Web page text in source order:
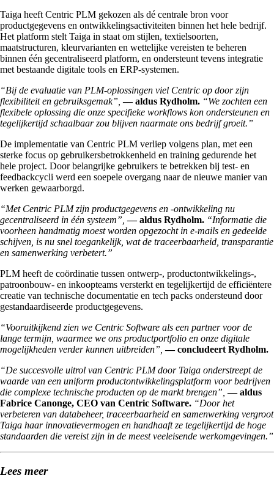
Taiga heeft Centric PLM gekozen als dé centrale bron voor
productgegevens en ontwikkelingsactiviteiten binnen het hele bedrijf.
Het platform stelt Taiga in staat om stijlen, textielsoorten,
maatstructuren, kleurvarianten en wettelijke vereisten te beheren
binnen één gecentraliseerd platform, en ondersteunt tevens integratie
met bestaande digitale tools en ERP-systemen.
“Bij de evaluatie van PLM-oplossingen viel Centric op door zijn
flexibiliteit en gebruiksgemak”, — aldus Rydholm. “We zochten een
flexibele oplossing die onze specifieke workflows kon ondersteunen en
tegelijkertijd schaalbaar zou blijven naarmate ons bedrijf groeit.”
De implementatie van Centric PLM verliep volgens plan, met een
sterke focus op gebruikersbetrokkenheid en training gedurende het
hele project. Door belangrijke gebruikers te betrekken bij test- en
feedbackcycli werd een soepele overgang naar de nieuwe manier van
werken gewaarborgd.
“Met Centric PLM zijn productgegevens en -ontwikkeling nu
gecentraliseerd in één systeem”, — aldus Rydholm. “Informatie die
voorheen handmatig moest worden opgezocht in e-mails en gedeelde
schijven, is nu snel toegankelijk, wat de traceerbaarheid, transparantie
en samenwerking verbetert.”
PLM heeft de coördinatie tussen ontwerp-, productontwikkelings-,
patroonbouw- en inkoopteams versterkt en tegelijkertijd de efficiëntere
creatie van technische documentatie en tech packs ondersteund door
gestandaardiseerde productgegevens.
“Vooruitkijkend zien we Centric Software als een partner voor de
lange termijn, waarmee we ons productportfolio en onze digitale
mogelijkheden verder kunnen uitbreiden”, — concludeert Rydholm.
“De succesvolle uitrol van Centric PLM door Taiga onderstreept de
waarde van een uniform productontwikkelingsplatform voor bedrijven
die complexe technische producten op de markt brengen”, — aldus
Fabrice Canonge, CEO van Centric Software. “Door het
verbeteren van databeheer, traceerbaarheid en samenwerking vergroot
Taiga haar innovatievermogen en handhaaft ze tegelijkertijd de hoge
standaarden die vereist zijn in de meest veeleisende werkomgevingen.”
Lees meer